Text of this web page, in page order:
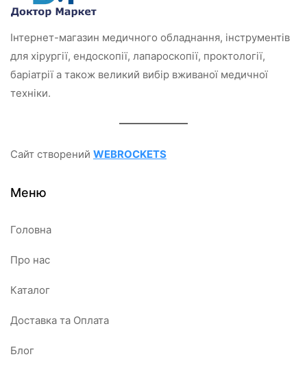
Інтернет-магазин медичного обладнання, інструментів
для хірургії, ендоскопії, лапароскопії, проктології,
баріатрії а також великий вибір вживаної медичної
техніки.
Сайт створений WEBROCKETS
Меню
Головна
Про нас
Каталог
Доставка та Оплата
Блог